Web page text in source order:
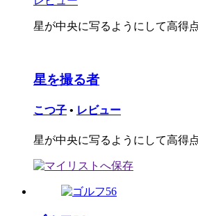
星が中央に写るようにして高得
星を撮る者
こつ子 • レビュー
星が中央に写るようにして高得